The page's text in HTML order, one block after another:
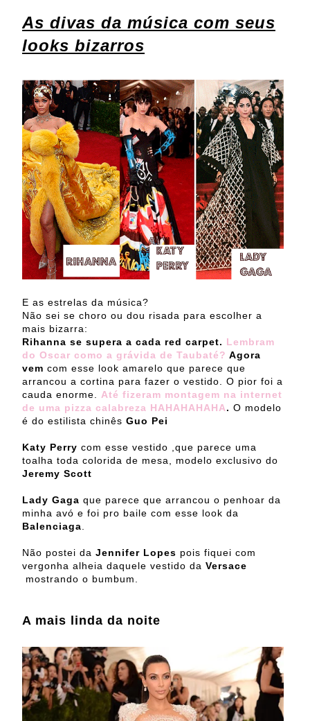
As divas da música com seus
looks bizarros
E as estrelas da música?
Não sei se choro ou dou risada para escolher a
mais bizarra:
Rihanna se supera a cada red carpet. Lembram
do Oscar como a grávida de Taubaté? Agora
vem com esse look amarelo que parece que
arrancou a cortina para fazer o vestido. O pior foi a
cauda enorme. Até fizeram montagem na internet
de uma pizza calabreza HAHAHAHAHA. O modelo
é do estilista chinês Guo Pei
Katy Perry com esse vestido ,que parece uma
toalha toda colorida de mesa, modelo exclusivo do
Jeremy Scott
Lady Gaga que parece que arrancou o penhoar da
minha avó e foi pro baile com esse look da
Balenciaga.
Não postei da Jennifer Lopes pois fiquei com
vergonha alheia daquele vestido da Versace
mostrando o bumbum.
A mais linda da noite